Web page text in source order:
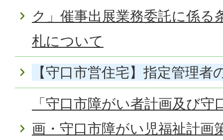
ク」催事出展業務委託に係る
札について
【守口市営住宅】指定管理者
「守口市障がい者計画及び
画・守口市障がい児福祉計画